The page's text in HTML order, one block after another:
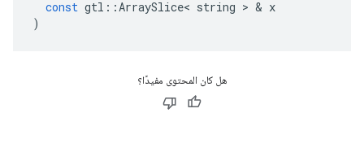
const gtl ::ArraySlice< string > & x
)
هل كان المحتوى مفيدًا؟